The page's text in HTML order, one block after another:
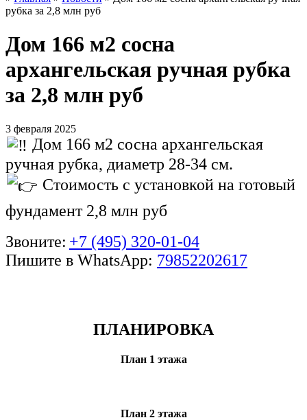
рубка за 2,8 млн руб
Дом 166 м2 сосна
архангельская ручная рубка
за 2,8 млн руб
3 февраля 2025
Дом 166 м2 сосна архангельская
ручная рубка, диаметр 28-34 см.
Стоимость с установкой на готовый
фундамент 2,8 млн руб
Звоните: +7 (495) 320-01-04
Пишите в WhatsApp: 79852202617
ПЛАНИРОВКА
План 1 этажа
План 2 этажа